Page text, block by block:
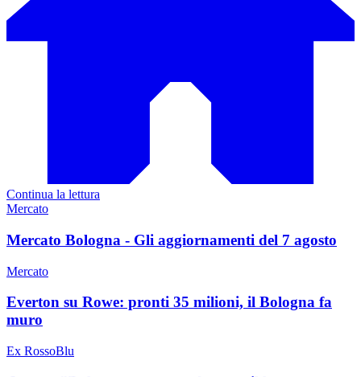
Continua la lettura
Mercato
Mercato Bologna - Gli aggiornamenti del 7 agosto
Mercato
Everton su Rowe: pronti 35 milioni, il Bologna fa
muro
Ex RossoBlu